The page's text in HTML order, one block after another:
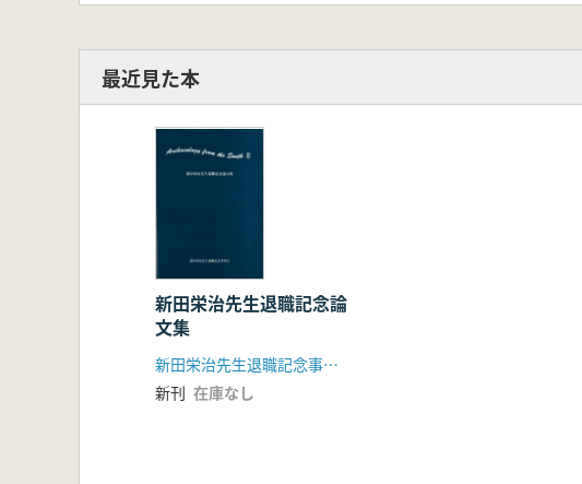
最近見た本
新田栄治先生退職記念論
文集
新田栄治先生退職記念事業会
新刊 在庫なし